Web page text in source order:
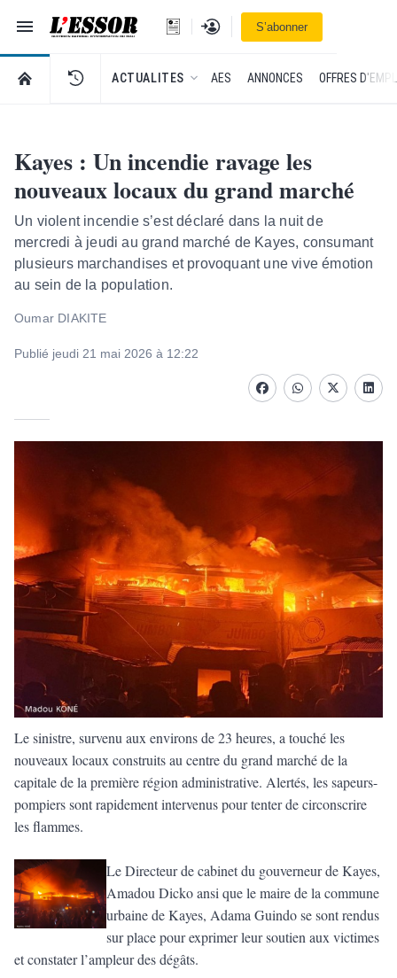
Navigation
L'Essor - retour à la une
Se connecterS’abonner
RETOUR À LA PAGE D’ACCUEIL DE L'ESSOR
ACTUALITES AES ANNONCES OFFRES
Kayes : Un incendie ravage les
nouveaux locaux du grand marché
Un violent incendie s’est déclaré dans la nuit de
mercredi à jeudi au grand marché de Kayes, consumant
plusieurs marchandises et provoquant une vive émotion
au sein de la population.
Oumar DIAKITE
Publié jeudi 21 mai 2026 à 12:22
FacebookwhatsappTwitter
Le sinistre, survenu aux environs de 23 heures, a touché les
nouveaux locaux construits au centre du grand marché de la
capitale de la première région administrative. Alertés, les sapeurs-
pompiers sont rapidement intervenus pour tenter de circonscrire
les flammes.
Le Directeur de cabinet du gouverneur de Kayes,
Amadou Dicko ansi que le maire de la commune
urbaine de Kayes, Adama Guindo se sont rendus
sur place pour exprimer leur soutien aux victimes
et constater l’ampleur des dégâts.